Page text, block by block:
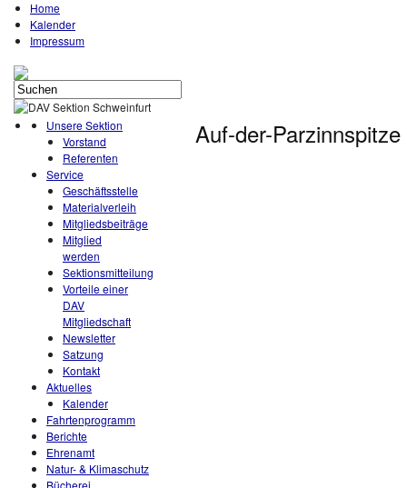
Home
Kalender
Impressum
Unsere Sektion
Vorstand
Referenten
Service
Geschäftsstelle
Materialverleih
Mitgliedsbeiträge
Mitglied
werden
Sektionsmitteilung
Vorteile einer
DAV
Mitgliedschaft
Newsletter
Satzung
Kontakt
Aktuelles
Kalender
Fahrtenprogramm
Berichte
Ehrenamt
Natur- & Klimaschutz
Bücherei
Auf-der-Parzinnspitze